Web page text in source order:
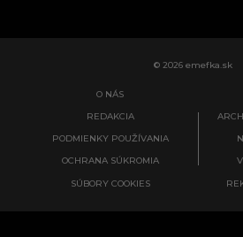
© 2026 emefka.sk
O NÁS
REDAKCIA
PODMIENKY POUŽÍVANIA
OCHRANA SÚKROMIA
SÚBORY COOKIES